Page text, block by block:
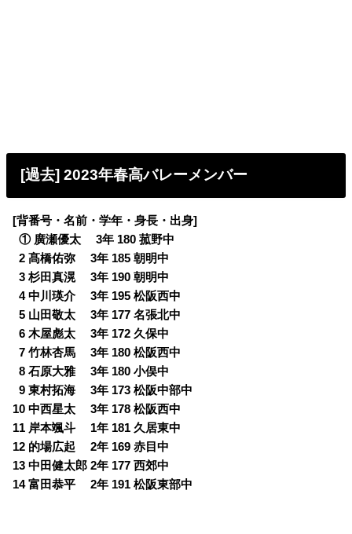
[過去] 2023年春高バレーメンバー
[背番号・名前・学年・身長・出身]
0① 廣瀬優太 3年 180 菰野中
02 髙橋佑弥 3年 185 朝明中
03 杉田真滉 3年 190 朝明中
04 中川瑛介 3年 195 松阪西中
05 山田敬太 3年 177 名張北中
06 木屋彪太 3年 172 久保中
07 竹林杏馬 3年 180 松阪西中
08 石原大雅 3年 180 小俣中
09 東村拓海 3年 173 松阪中部中
10 中西星太 3年 178 松阪西中
11 岸本颯斗 1年 181 久居東中
12 的場広起 2年 169 赤目中
13 中田健太郎 2年 177 西郊中
14 富田恭平 2年 191 松阪東部中